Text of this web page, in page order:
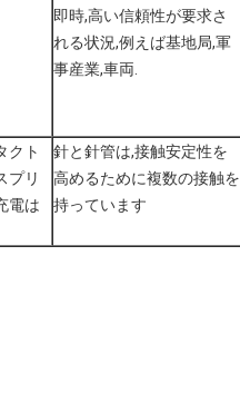
即時,高い信頼性が要求さ
れる状況,例えば基地局,軍
事産業,車両.
クト
プリ
電は
針と針管は,接触安定性を
高めるために複数の接触を
持っています